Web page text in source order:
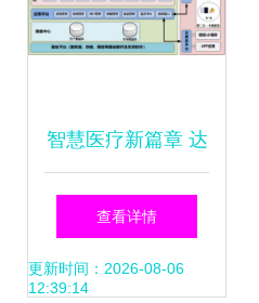
智慧医疗新篇章 达
实物联助力广西医
科大学第一附属医
查看详情
更新时间：2026-08-06
12:39:14